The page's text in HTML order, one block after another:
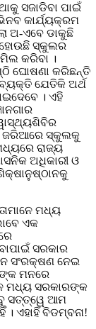
ସଜାଡିବା ପାଇଁ
କାର୍ଯ୍ୟକ୍ରମ
ଅ-ଏବେ ଡାକୁଛି
ହୋଉଛି ସ୍କୁଲର
କରିବା ।
ଘୋଷଣା କରିଛନ୍ତି
ବ୍ୟକ୍ତି ଯେତିକି ଅର୍ଥ
। ଏହି
ଜରିଆରେ ସ୍କୁଲକୁ
ରାଜ୍ୟ
ଅଧିକାରୀ ଓ
ମଧ୍ୟ
ଏକ
ସରକାର
ସଂରକ୍ଷଣ ନେଇ
ମନରେ
ମଧ୍ୟ ସରକାରଙ୍କ
ସତ୍ତ୍ୱେ ଆମ
ଏହାହିଁ ବିଡମ୍ବନା!